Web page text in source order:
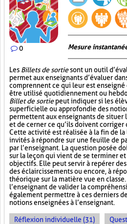
0 Mesure
Les Billets de sortiesont un outil
permet aux enseignants d’évaluer
comprennent ce qui leur est enseigné
être utilisé quotidiennement ou
Billet de sortiepeut indiquer si les
superficielle ou approfondie des
permettent aux enseignants de situer
et de cerner ce qu’ils doivent corriger
Cette activité est réalisée à la fin de
invités à répondre sur une feuille de
par l’enseignant. La question posée
sur la leçon qui vient de se terminer
objectifs. Elle peut servir à repérer
des éclaircissements ou encore, à
théorique sur la matière vue en
l’enseignant de valider la
également permettre à ces derniers
notions enseignées à l’enseignant.
Réflexion individuelle (31)